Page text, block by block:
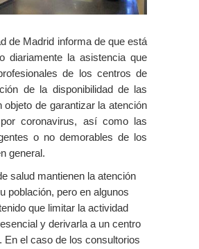
de Madrid informa de que está
diariamente la asistencia que
de los centros de
de la disponibilidad de las
objeto de garantizar la atención
coronavirus, así como las
o no demorables de los
general.
salud mantienen la atención
población, pero en algunos
que limitar la actividad
y derivarla a un centro
En el caso de los consultorios